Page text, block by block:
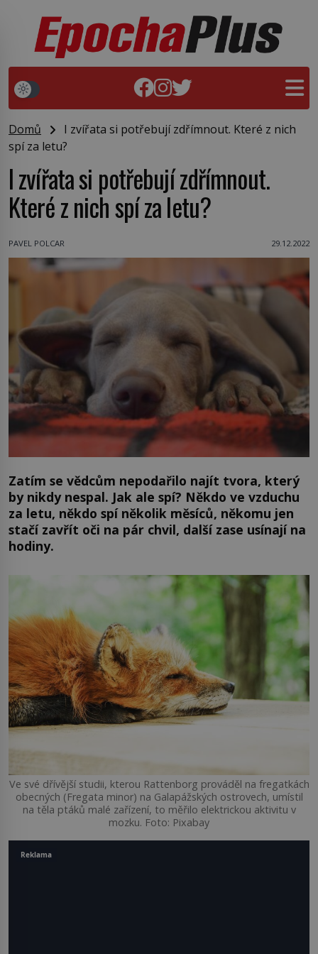
Domů
I zvířata si potřebují zdřímnout. Které z nich
spí za letu?
I zvířata si potřebují zdřímnout.
Které z nich spí za letu?
PAVEL POLCAR 29.12.2022
Zatím se vědcům nepodařilo najít tvora, který
by nikdy nespal. Jak ale spí? Někdo ve vzduchu
za letu, někdo spí několik měsíců, někomu jen
stačí zavřít oči na pár chvil, další zase usínají na
hodiny.
Ve své dřívější studii, kterou Rattenborg prováděl na fregatkách
obecných (Fregata minor) na Galapážských ostrovech, umístil
na těla ptáků malé zařízení, to měřilo elektrickou aktivitu v
mozku. Foto: Pixabay
Reklama